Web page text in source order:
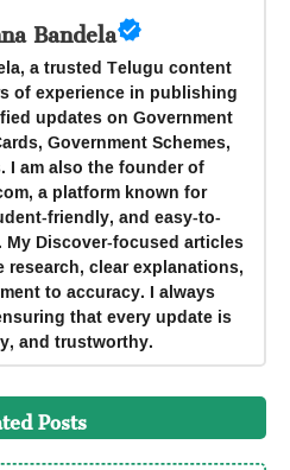
Bandela
a trusted Telugu content
of experience in publishing
updates on Government
Government Schemes,
I am also the founder of
a platform known for
friendly, and easy-to-
Discover-focused articles
clear explanations,
to accuracy. I always
that every update is
and trustworthy.
Posts